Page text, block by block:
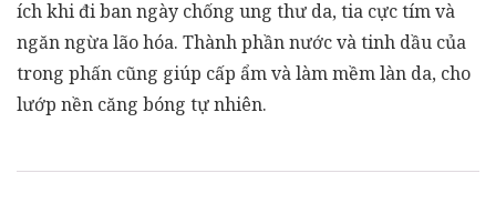
ích khi đi ban ngày chống ung thư da, tia cực tím và
ngăn ngừa lão hóa. Thành phần nước và tinh dầu của
trong phấn cũng giúp cấp ẩm và làm mềm làn da, cho
lướp nền căng bóng tự nhiên.